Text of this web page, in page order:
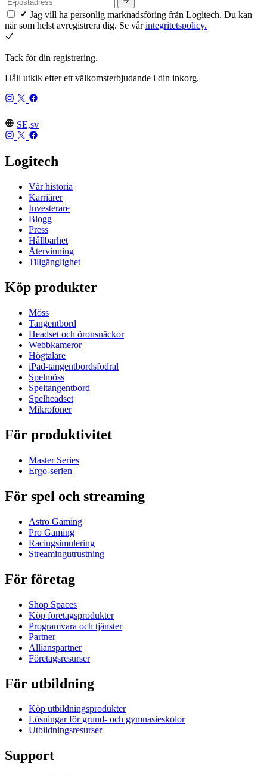
Jag vill ha personlig marknadsföring från Logitech. Du kan
när som helst avregistrera dig. Se vårintegritetspolicy.
Tack för din registrering.
Håll utkik efter ett välkomsterbjudande i din inkorg.
SE,sv
Logitech
Vår historia
Karriärer
Investerare
Blogg
Press
Hållbarhet
Återvinning
Tillgänglighet
Köp produkter
Möss
Tangentbord
Headset och öronsnäckor
Webbkameror
Högtalare
iPad-tangentbordsfodral
Spelmöss
Speltangentbord
Spelheadset
Mikrofoner
För produktivitet
Master Series
Ergo-serien
För spel och streaming
Astro Gaming
Pro Gaming
Racingsimulering
Streamingutrustning
För företag
Shop Spaces
Köp företagsprodukter
Programvara och tjänster
Partner
Allianspartner
Företagsresurser
För utbildning
Köp utbildningsprodukter
Lösningar för grund- och gymnasieskolor
Utbildningsresurser
Support